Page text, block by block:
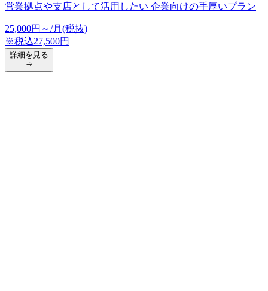
営業拠点や支店として活用したい 企業向けの手厚いプラン
25,000円 ～/月(税抜)
※税込27,500円
詳細を見る